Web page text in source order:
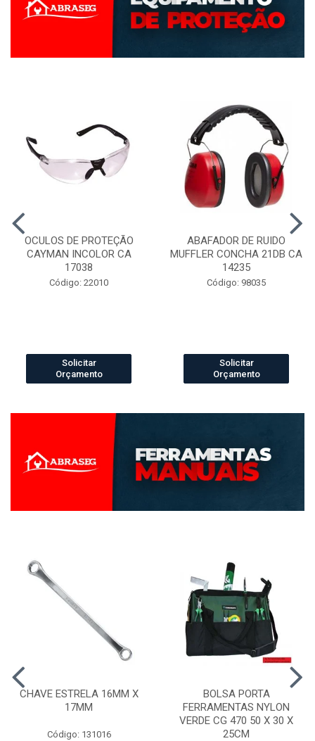
OCULOS DE PROTEÇÃO
CAYMAN INCOLOR CA
17038
Código: 22010
Solicitar
Orçamento
ABAFADOR DE RUIDO
MUFFLER CONCHA 21DB CA
14235
Código: 98035
Solicitar
Orçamento
CHAVE ESTRELA 16MM X
17MM
Código: 131016
BOLSA PORTA
FERRAMENTAS NYLON
VERDE CG 470 50 X 30 X
25CM